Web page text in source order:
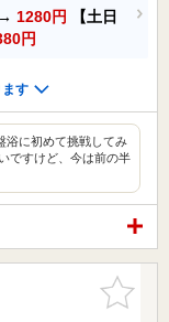
→ 1280円
【土日
円
す
浴に初めて挑戦してみ
ですけど、今は前の半
お気に入
りに追加